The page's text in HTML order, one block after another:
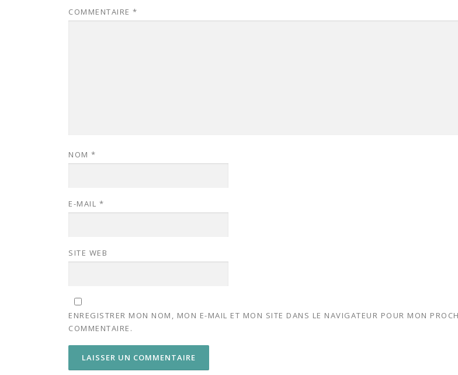
COMMENTAIRE *
NOM *
E-MAIL *
SITE WEB
ENREGISTRER MON NOM, MON E-MAIL ET MON SITE DANS LE NAVIGATEUR POUR MON
COMMENTAIRE.